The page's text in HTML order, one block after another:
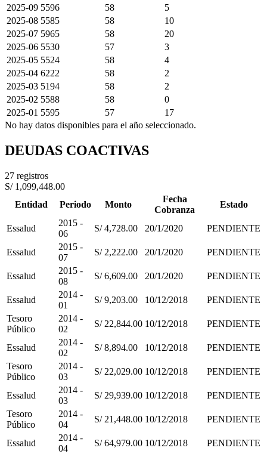
2025-09 5596 58
5
2025-08 5585 58
10
2025-07 5965 58
20
2025-06 5530 57
3
2025-05 5524 58
4
2025-04 6222 58
2
2025-03 5194 58
2
2025-02 5588 58
0
2025-01 5595 57
17
No hay datos disponibles para el año seleccionado.
DEUDAS COACTIVAS
27 registros
S/ 1,099,448.00
Entidad
Periodo Monto
Fecha
Cobranza
Estado
Essalud
2015 -
06
S/ 4,728.00 20/1/2020 PENDIENTE
Essalud
2015 -
07
S/ 2,222.00 20/1/2020 PENDIENTE
Essalud
2015 -
08
S/ 6,609.00 20/1/2020 PENDIENTE
Essalud
2014 -
01
S/ 9,203.00 10/12/2018
PENDIENTE
Tesoro
Público
2014 -
02
S/ 22,844.00 10/12/2018 PENDIENTE
Essalud
2014 -
02
S/ 8,894.00 10/12/2018
PENDIENTE
Tesoro
Público
2014 -
03
S/ 22,029.00 10/12/2018 PENDIENTE
Essalud
2014 -
03
S/ 29,939.00 10/12/2018
PENDIENTE
Tesoro
Público
2014 -
04
S/ 21,448.00 10/12/2018 PENDIENTE
Essalud
2014 -
04
S/ 64,979.00 10/12/2018
PENDIENTE